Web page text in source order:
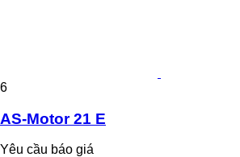
6
AS-Motor 21 E
Yêu cầu báo giá